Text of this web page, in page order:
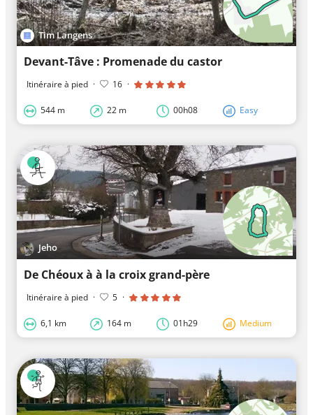
Tim Langens
Devant-Tâve : Promenade du castor
Itinéraire à pied · 16 ·
544 m 22 m 00h08 Easy
Jeho
De Chéoux à à la croix grand-père
Itinéraire à pied · 5 ·
6,1 km 164 m 01h29 Medium